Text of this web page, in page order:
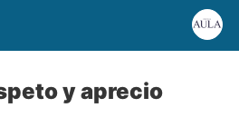
y aprecio